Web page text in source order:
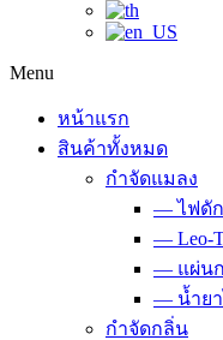
Menu
หน้าแรก
สินค้าทั้งหมด
กำจัดแมลง
— ไฟดั
— Leo-
— แผ่น
— น้ำย
กำจัดกลิ่น